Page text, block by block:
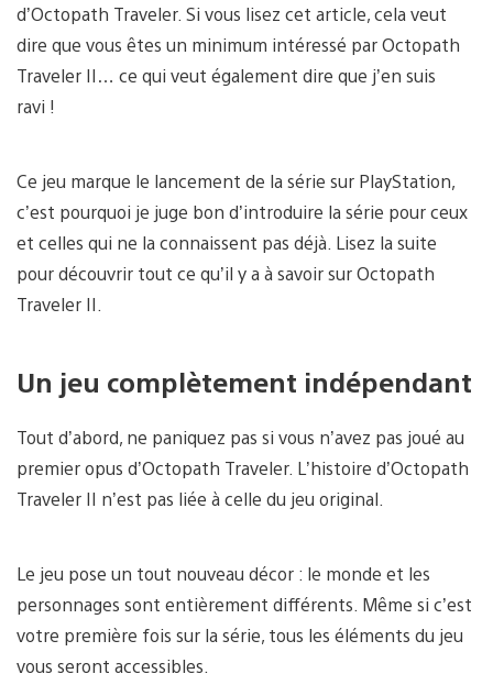
d’Octopath Traveler. Si vous lisez cet article, cela veut
dire que vous êtes un minimum intéressé par Octopath
Traveler II… ce qui veut également dire que j’en suis
ravi !
Ce jeu marque le lancement de la série sur PlayStation,
c’est pourquoi je juge bon d’introduire la série pour ceux
et celles qui ne la connaissent pas déjà. Lisez la suite
pour découvrir tout ce qu’il y a à savoir sur Octopath
Traveler II.
Un jeu complètement indépendant
Tout d’abord, ne paniquez pas si vous n’avez pas joué au
premier opus d’Octopath Traveler. L’histoire d’Octopath
Traveler II n’est pas liée à celle du jeu original.
Le jeu pose un tout nouveau décor : le monde et les
personnages sont entièrement différents. Même si c’est
votre première fois sur la série, tous les éléments du jeu
vous seront accessibles.